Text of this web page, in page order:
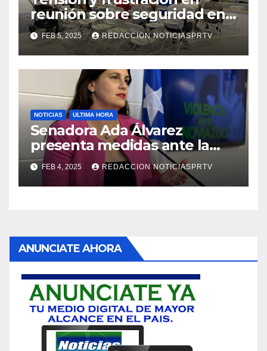
reunión sobre seguridad en
Reparto Metropolitano
FEB 5, 2025 REDACCION NOTICIASPRTV
NOTICIAS ULTIMA HORA
Senadora Ada Álvarez
presenta medidas ante la
violencia en el noviazgo
FEB 4, 2025 REDACCION NOTICIASPRTV
ANUNCIATE AHORA